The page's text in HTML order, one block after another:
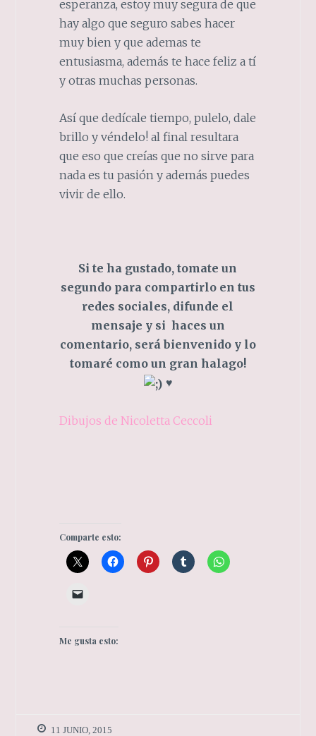
esperanza, estoy muy segura de que
hay algo que seguro sabes hacer
muy bien y que ademas te
entusiasma, además te hace feliz a tí
y otras muchas personas.
Así que dedícale tiempo, pulelo, dale
brillo y véndelo! al final resultara
que eso que creías que no sirve para
nada es tu pasión y además puedes
vivir de ello.
Si te ha gustado, tomate un
segundo para compartirlo en tus
redes sociales, difunde el
mensaje y si haces un
comentario, será bienvenido y lo
tomaré como un gran halago!
♥
Dibujos de Nicoletta Ceccoli
Comparte esto:
Me gusta esto:
11 JUNIO, 2015